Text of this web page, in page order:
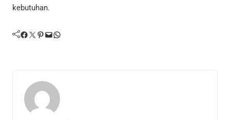
kebutuhan.
Facebook Twitter Pinterest Mail WhatsApp